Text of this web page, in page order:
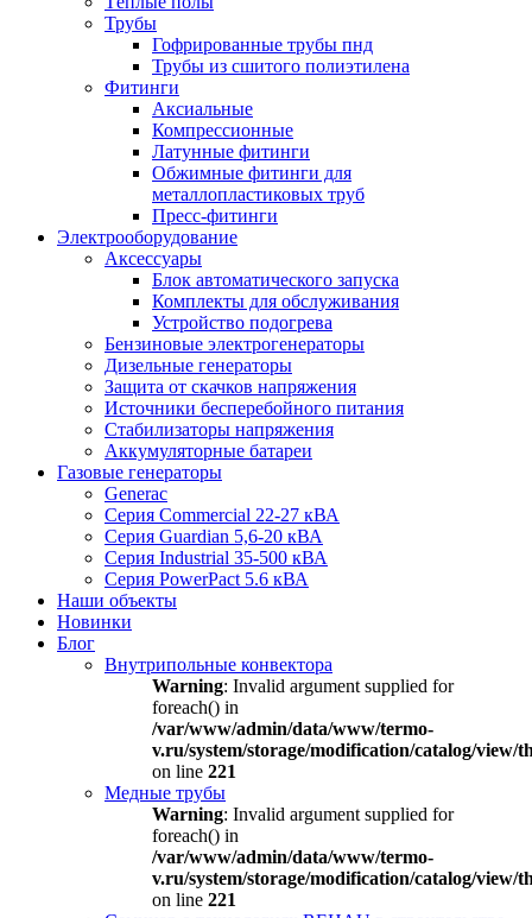
Трубы
Гофрированные трубы пнд
Трубы из сшитого полиэтилена
Фитинги
Аксиальные
Компрессионные
Латунные фитинги
Обжимные фитинги для
металлопластиковых труб
Пресс-фитинги
Электрооборудование
Аксессуары
Блок автоматического запуска
Комплекты для обслуживания
Устройство подогрева
Бензиновые электрогенераторы
Дизельные генераторы
Защита от скачков напряжения
Источники бесперебойного питания
Стабилизаторы напряжения
Аккумуляторные батареи
Газовые генераторы
Generac
Серия Commercial 22-27 кВА
Серия Guardian 5,6-20 кВА
Серия Industrial 35-500 кВА
Серия PowerPact 5.6 кВА
Наши объекты
Новинки
Блог
Внутрипольные конвектора
Warning: Invalid argument supplied for
foreach() in
/var/www/admin/data/www/termo-
v.ru/system/storage/modification/catalog/view/
on line 221
Медные трубы
Warning: Invalid argument supplied for
foreach() in
/var/www/admin/data/www/termo-
v.ru/system/storage/modification/catalog/view/
on line 221